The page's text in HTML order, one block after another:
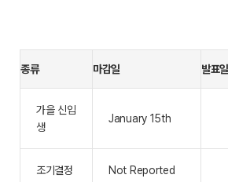
종류 마감일 발표일
가을 신입
생
January 15th
조기결정 Not Reported